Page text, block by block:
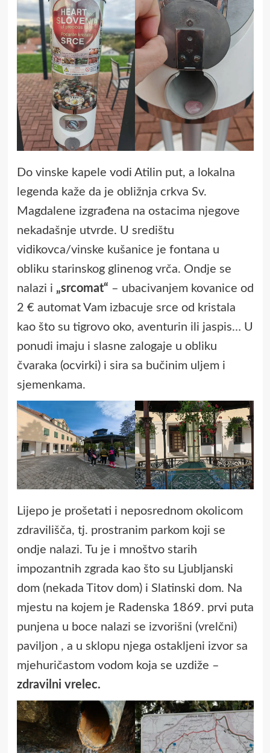
Do vinske kapele vodi Atilin put, a lokalna
legenda kaže da je obližnja crkva Sv.
Magdalene izgrađena na ostacima njegove
nekadašnje utvrde. U središtu
vidikovca/vinske kušanice je fontana u
obliku starinskog glinenog vrča. Ondje se
nalazi i „srcomat“ – ubacivanjem kovanice od
2 € automat Vam izbacuje srce od kristala
kao što su tigrovo oko, aventurin ili jaspis… U
ponudi imaju i slasne zalogaje u obliku
čvaraka (ocvirki) i sira sa bučinim uljem i
sjemenkama.
Lijepo je prošetati i neposrednom okolicom
zdravilišča, tj. prostranim parkom koji se
ondje nalazi. Tu je i mnoštvo starih
impozantnih zgrada kao što su Ljubljanski
dom (nekada Titov dom) i Slatinski dom. Na
mjestu na kojem je Radenska 1869. prvi puta
punjena u boce nalazi se izvorišni (vrelčni)
paviljon , a u sklopu njega ostakljeni izvor sa
mjehuričastom vodom koja se uzdiže –
zdravilni vrelec.